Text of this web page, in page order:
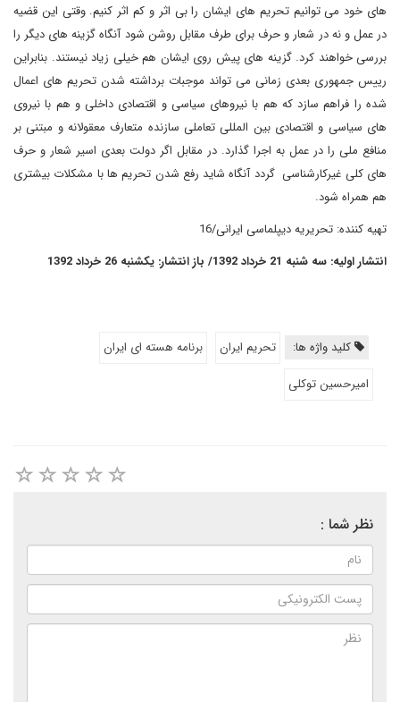
های خود می توانیم تحریم های ایشان را بی اثر و کم اثر کنیم. وقتی این قضیه
در عمل و نه در شعار و حرف برای طرف مقابل روشن شود آنگاه گزینه های دیگر را
بررسی خواهند کرد. گزینه های پیش روی ایشان هم خیلی زیاد نیستند. بنابراین
رییس جمهوری بعدی زمانی می تواند موجبات برداشته شدن تحریم های اعمال
شده را فراهم سازد که هم با نیروهای سیاسی و اقتصادی داخلی و هم با نیروی
های سیاسی و اقتصادی بین المللی تعاملی سازنده متعارف معقولانه و مبتنی بر
منافع ملی را در عمل به اجرا گذارد. در مقابل اگر دولت بعدی اسیر شعار و حرف
های کلی غیرکارشناسی گردد آنگاه شاید رفع شدن تحریم ها با مشکلات بیشتری
هم همراه شود.
تهیه کننده: تحریریه دیپلماسی ایرانی/16
انتشار اولیه: سه شنبه 21 خرداد 1392/ باز انتشار: یکشنبه 26 خرداد 1392
کلید واژه ها: تحریم ایران
برنامه هسته ای ایران
امیرحسین توکلی
نظر شما :